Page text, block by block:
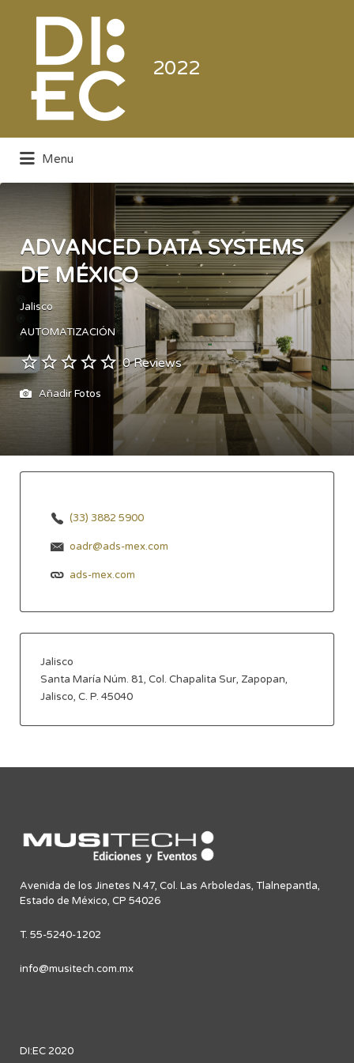
2022
Electrónica de Consumo y Comercial
Buscar
Menu
ADVANCED DATA SYSTEMS
DE MÉXICO
Jalisco
AUTOMATIZACIÓN
0 Reviews
Añadir Fotos
(33) 3882 5900
oadr@ads-mex.com
ads-mex.com
Jalisco
Santa María Núm. 81, Col. Chapalita Sur, Zapopan,
Jalisco, C. P. 45040
Avenida de los Jinetes N.47, Col. Las Arboledas, Tlalnepantla,
Estado de México, CP 54026
T. 55-5240-1202
info@musitech.com.mx
DI:EC 2020